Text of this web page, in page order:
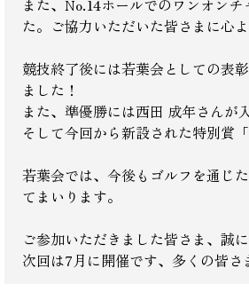
た。ご協力いただいた皆さまに心
競技終了後には若葉会としての表
ました！
また、準優勝には西田 成年さんが
そして今回から新設された特別賞
若葉会では、今後もゴルフを通じ
てまいります。
ご参加いただきました皆さま、誠
次回は7月に開催です、多くの皆さ